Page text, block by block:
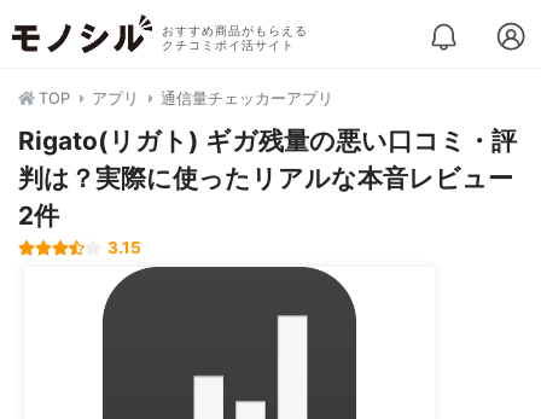
おすすめ商品がもらえる
クチコミポイ活サイト
TOP アプリ 通信量チェッカーアプリ
Rigato(リガト) ギガ残‪量‬の悪い口コミ・評
判は？実際に使ったリアルな本音レビュー
2件
3.15